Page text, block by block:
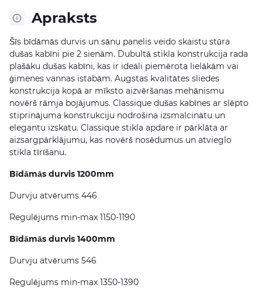
Apraksts
Šīs bīdāmās durvis un sānu panelis veido skaistu stūra
dušas kabīni pie 2 sienām. Dubultā stikla konstrukcija rada
plašāku dušas kabīni, kas ir ideāli piemērota lielākām vai
ģimenes vannas istabām. Augstas kvalitātes sliedes
konstrukcija kopā ar mīksto aizvēršanas mehānismu
novērš rāmja bojājumus. Classique dušas kabīnes ar slēpto
stiprinājuma konstrukciju nodrošina izsmalcinātu un
elegantu izskatu. Classique stikla apdare ir pārklāta ar
aizsargpārklājumu, kas novērš nosēdumus un atvieglo
stikla tīrīšanu.
Bīdāmās durvis 1200mm
Durvju atvērums 446
Regulējums min-max 1150-1190
Bīdāmās durvis 1400mm
Durvju atvērums 546
Regulējums min-max 1350-1390